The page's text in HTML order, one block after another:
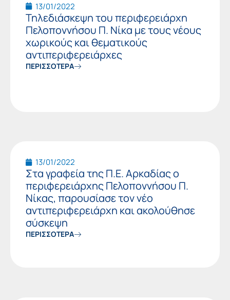
13/01/2022
Τηλεδιάσκεψη του περιφερειάρχη
Πελοποννήσου Π. Νίκα με τους νέους
χωρικούς και θεματικούς
αντιπεριφερειάρχες
ΠΕΡΙΣΣΟΤΕΡΑ
13/01/2022
Στα γραφεία της Π.Ε. Αρκαδίας ο
περιφερειάρχης Πελοποννήσου Π.
Νίκας, παρουσίασε τον νέο
αντιπεριφερειάρχη και ακολούθησε
σύσκεψη
ΠΕΡΙΣΣΟΤΕΡΑ